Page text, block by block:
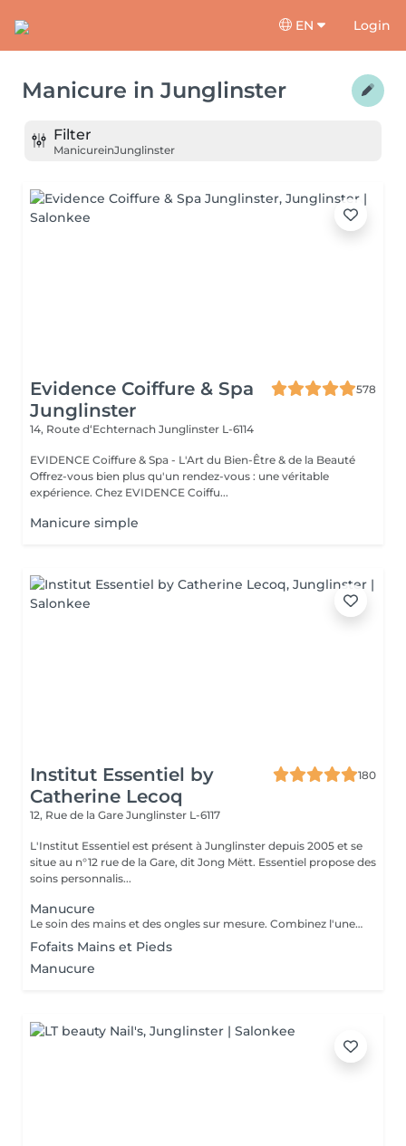
EN Login
Manicure in Junglinster
Filter
ManicureinJunglinster
Evidence Coiffure & Spa
Junglinster
578
14, Route d‘Echternach Junglinster L-6114
EVIDENCE Coiffure & Spa - L'Art du Bien-Être & de la Beauté
Offrez-vous bien plus qu'un rendez-vous : une véritable
expérience. Chez EVIDENCE Coiffu...
Manicure simple
Institut Essentiel by
Catherine Lecoq
180
12, Rue de la Gare Junglinster L-6117
L'Institut Essentiel est présent à Junglinster depuis 2005 et se
situe au n°12 rue de la Gare, dit Jong Mëtt. Essentiel propose des
soins personnalis...
Manucure
Le soin des mains et des ongles sur mesure. Combinez l'une des prestations avec votre soin visage.
Fofaits Mains et Pieds
Manucure